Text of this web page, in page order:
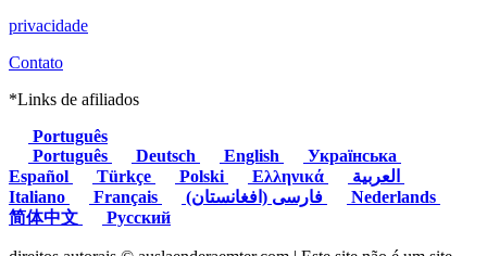
privacidade
Contato
*Links de afiliados
Português
Português
Deutsch English
Українська
Español
Türkçe Polski Ελληνικά
Italiano
Français
Nederlands
简体中文
Русский